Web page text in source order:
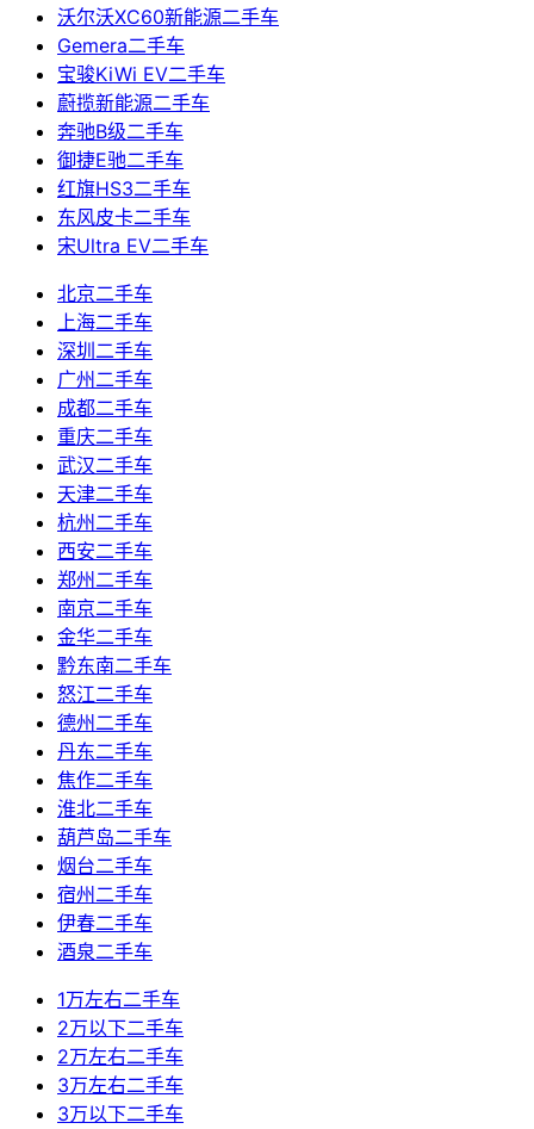
沃尔沃XC60新能源二手车
Gemera二手车
宝骏KiWi EV二手车
蔚揽新能源二手车
奔驰B级二手车
御捷E驰二手车
红旗HS3二手车
东风皮卡二手车
宋Ultra EV二手车
北京二手车
上海二手车
深圳二手车
广州二手车
成都二手车
重庆二手车
武汉二手车
天津二手车
杭州二手车
西安二手车
郑州二手车
南京二手车
金华二手车
黔东南二手车
怒江二手车
德州二手车
丹东二手车
焦作二手车
淮北二手车
葫芦岛二手车
烟台二手车
宿州二手车
伊春二手车
酒泉二手车
1万左右二手车
2万以下二手车
2万左右二手车
3万左右二手车
3万以下二手车